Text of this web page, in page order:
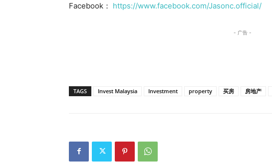
Facebook： https://www.facebook.com/Jasonc.official/
- 广告 -
TAGS Invest Malaysia Investment property 买房 房地产